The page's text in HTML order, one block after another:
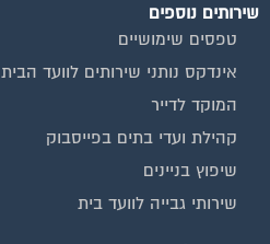
שירותים נוספים
טפסים שימושיים
אינדקס נותני שירותים לוועד הבית
המוקד לדייר
קהילת ועדי בתים בפייסבוק
שיפוץ בניינים
שירותי גבייה לוועד בית